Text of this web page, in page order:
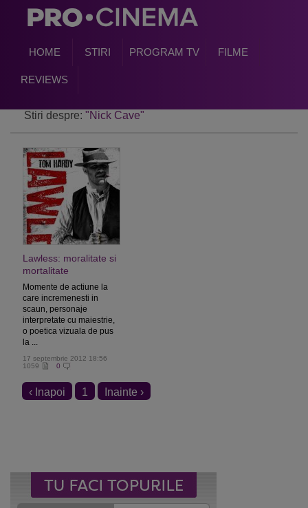
HOME STIRI PROGRAM TV FILME
REVIEWS
Stiri despre: "Nick Cave"
Lawless: moralitate si
mortalitate
Momente de actiune la
care incremenesti in
scaun, personaje
interpretate cu maiestrie,
o poetica vizuala de pus
la ...
17 septembrie 2012 18:56
1059
0
‹ Inapoi 1 Inainte ›